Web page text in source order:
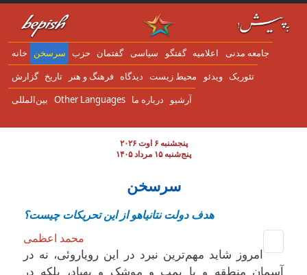
Pasar al contenido principal
خانه سرسخن حزب گفتمان سياسی گفتگو
جامعه مدنی
گزارش تاریخ فرهنگ و هنر دیدگاه محیط زیست ویدئو تئوریک
بین‌المللی Other Languages درباره ما آرشیو
پنجشنبه ۶ اوت ۲۰۲۶
پنج‌شنبه ۱۵ مرداد ۱۴۰۵
سرسخن
هدف دولت نتانیاهو از این تحریکات چیست؟
محمد اعظمی
امروز شاید مهم‌ترین نبرد در این رویاروئی، نه در
آسمان منطقه و با بمب و موشک و پهباد، بلکه در